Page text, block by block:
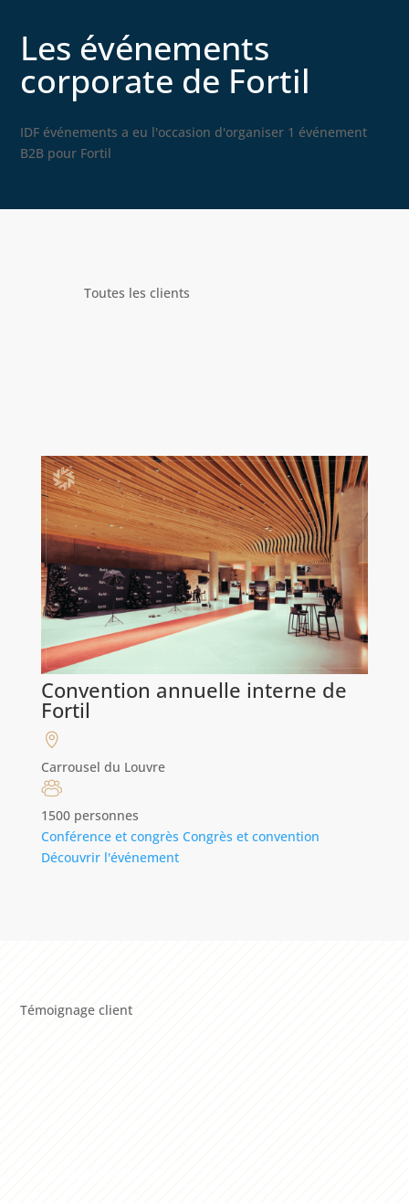
Les événements
corporate de Fortil
IDF événements a eu l'occasion d'organiser 1 événement
B2B pour Fortil
Toutes les clients
Convention annuelle interne de
Fortil
Carrousel du Louvre
1500 personnes
Conférence et congrès Congrès et convention
Découvrir l'événement
Témoignage client